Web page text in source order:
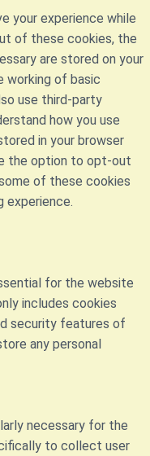
your experience while
of these cookies, the
are stored on your
working of basic
use third-party
how you use
in your browser
the option to opt-out
of these cookies
experience.
for the website
includes cookies
security features of
any personal
necessary for the
to collect user